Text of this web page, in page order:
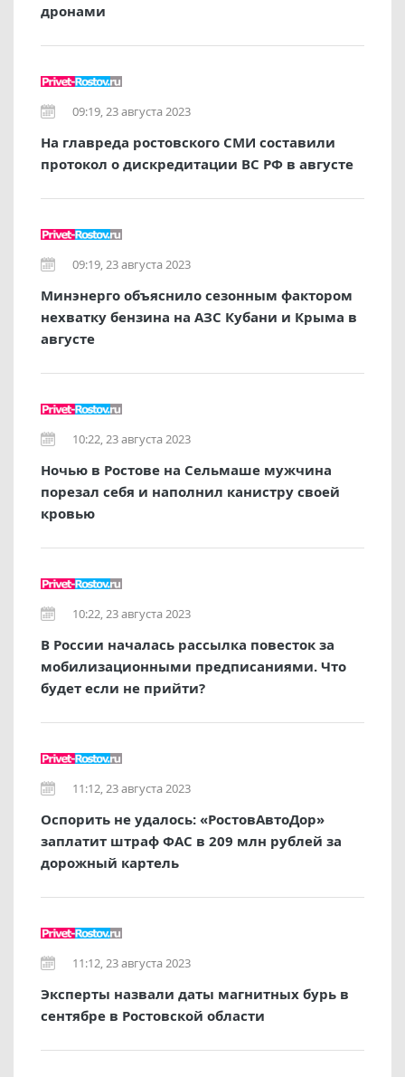
дронами
09:19, 23 августа 2023
На главреда ростовского СМИ составили
протокол о дискредитации ВС РФ в августе
09:19, 23 августа 2023
Минэнерго объяснило сезонным фактором
нехватку бензина на АЗС Кубани и Крыма в
августе
10:22, 23 августа 2023
Ночью в Ростове на Сельмаше мужчина
порезал себя и наполнил канистру своей
кровью
10:22, 23 августа 2023
В России началась рассылка повесток за
мобилизационными предписаниями. Что
будет если не прийти?
11:12, 23 августа 2023
Оспорить не удалось: «РостовАвтоДор»
заплатит штраф ФАС в 209 млн рублей за
дорожный картель
11:12, 23 августа 2023
Эксперты назвали даты магнитных бурь в
сентябре в Ростовской области